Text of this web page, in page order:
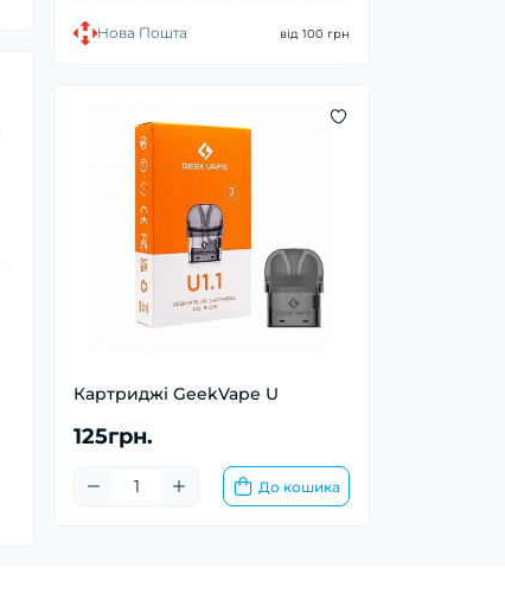
Нова Пошта від 100 грн
Картриджі GeekVape U
125грн.
До кошика